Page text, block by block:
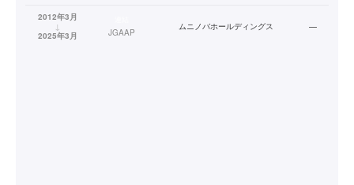
2012年3月
↓
2025年3月
JGAAP
ムニノバホールディングス —